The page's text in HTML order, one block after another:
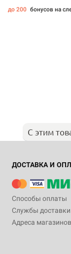
до 200 бонусов на
С этим
ДОСТАВКА И
Способы оплаты
Службы доставки
Адреса магазинов